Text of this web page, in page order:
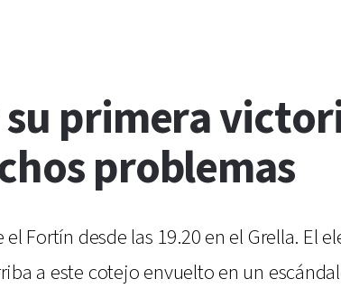
primera
problemas
Fortín desde las 19.20 en el Grella. El
a este cotejo envuelto en un